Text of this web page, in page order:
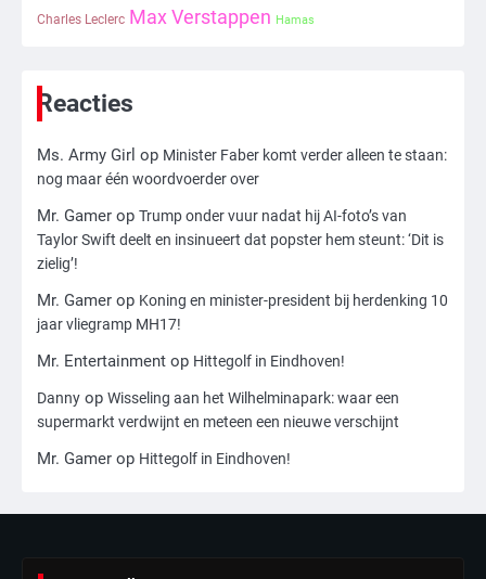
2
3
Nick Reiner, zoon van regisseur Rob
Ms. Army Girl
4
Amerikaanse regisseur Rob Reiner en
eigen zoon hoofdverdachte
Mr. Gamer
5
Israël doodt hoogste Hezbollah-leider
Charles Leclerc Max Verstappen Hamas
Reacties
Ms. Army Girl op Minister Faber komt verder alleen te staan:
nog maar één woordvoerder over
Mr. Gamer op Trump onder vuur nadat hij AI-foto’s van
Taylor Swift deelt en insinueert dat popster hem steunt: ‘Dit is
zielig’!
Mr. Gamer op Koning en minister-president bij herdenking 10
jaar vliegramp MH17!
Mr. Entertainment op Hittegolf in Eindhoven!
Danny op Wisseling aan het Wilhelminapark: waar een
supermarkt verdwijnt en meteen een nieuwe verschijnt
Mr. Gamer op Hittegolf in Eindhoven!